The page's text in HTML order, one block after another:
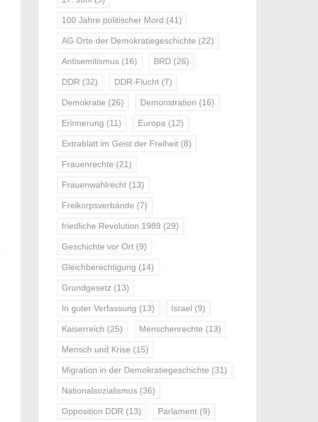
100 Jahre politischer Mord (41)
AG Orte der Demokratiegeschichte (22)
Antisemitismus (16) BRD (26)
DDR (32) DDR-Flucht (7)
Demokratie (26) Demonstration (16)
Erinnerung (11) Europa (12)
Extrablatt im Geist der Freiheit (8)
Frauenrechte (21)
Frauenwahlrecht (13)
Freikorpsverbände (7)
friedliche Revolution 1989 (29)
Geschichte vor Ort (9)
Gleichberechtigung (14)
Grundgesetz (13)
In guter Verfassung (13) Israel (9)
Kaiserreich (25) Menschenrechte (13)
Mensch und Krise (15)
Migration in der Demokratiegeschichte (31)
Nationalsozialismus (36)
Opposition DDR (13) Parlament (9)